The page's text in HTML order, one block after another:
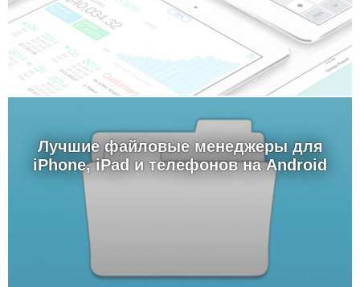
Лучшие файловые менеджеры для
iPhone, iPad и телефонов на Android